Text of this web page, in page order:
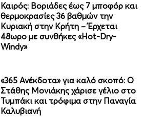
Καιρός: Βοριάδες έως 7 μποφόρ και
θερμοκρασίες 36 βαθμών την
Κυριακή στην Κρήτη – Έρχεται
48ωρο με συνθήκες «Hot-Dry-
Windy»
«365 Ανέκδοτα» για καλό σκοπό: Ο
Στάθης Μονιάκης χάρισε γέλιο στο
Τυμπάκι και τρόφιμα στην Παναγία
Καλυβιανή